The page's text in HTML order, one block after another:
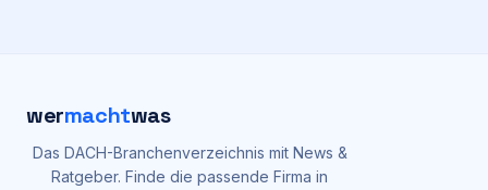
wermachtwas
Das DACH-Branchenverzeichnis mit News &
Ratgeber. Finde die passende Firma in